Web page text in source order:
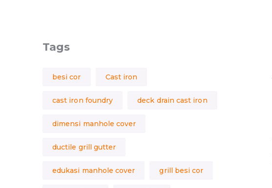
Tags
besi cor Cast iron
cast iron foundry deck drain cast iron
dimensi manhole cover
ductile grill gutter
edukasi manhole cover grill besi cor